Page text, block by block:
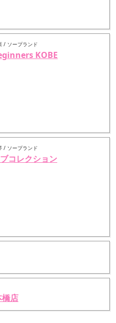
/ ソープランド
KOBE
/ ソープランド
コレクション
店